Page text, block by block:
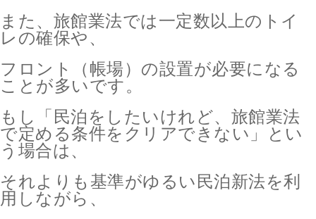
また、旅館業法では一定数以上のトイ
レの確保や、
フロント（帳場）の設置が必要になる
ことが多いです。
もし「民泊をしたいけれど、旅館業法
で定める条件をクリアできない」とい
う場合は、
それよりも基準がゆるい民泊新法を利
用しながら、